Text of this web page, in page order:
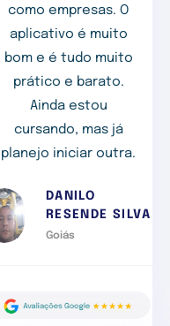
como empresas. O
aplicativo é muito
bom e é tudo muito
prático e barato.
Ainda estou
cursando, mas já
planejo iniciar outra.
DANILO
RESENDE SILVA
Goiás